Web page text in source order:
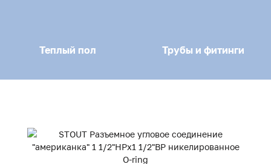
Теплый пол Трубы и фитинги